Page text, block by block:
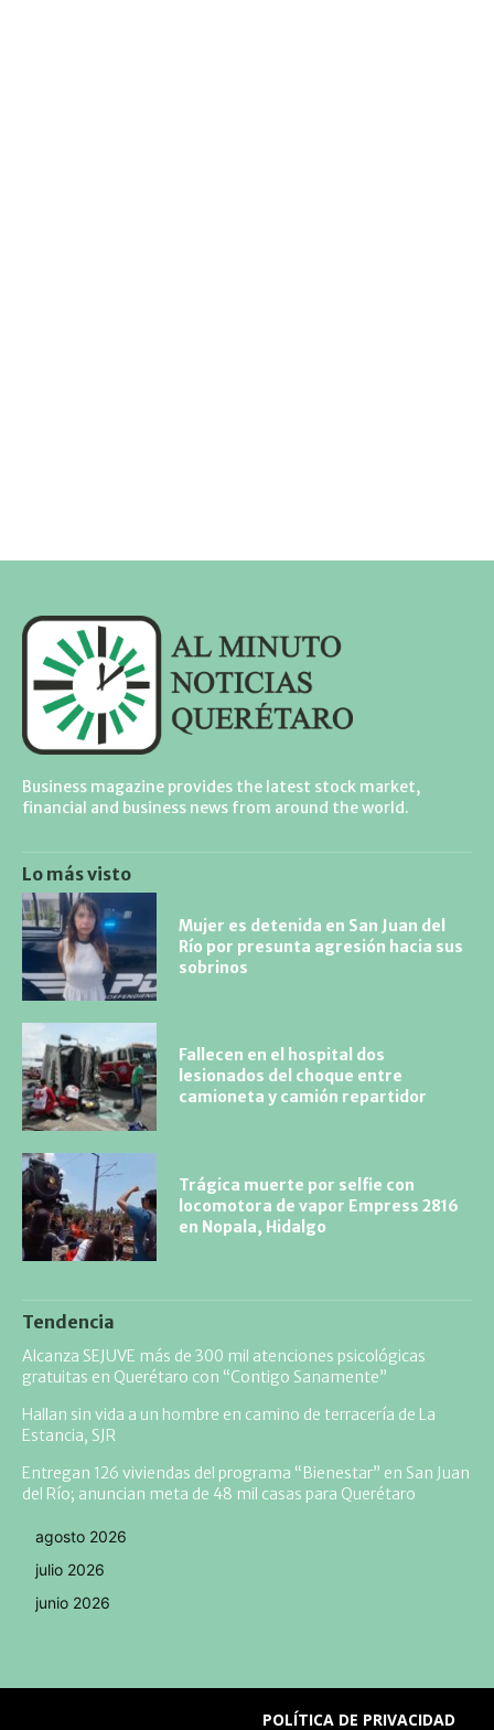
Business magazine provides the latest stock market,
financial and business news from around the world.
Lo más visto
Mujer es detenida en San Juan del
Río por presunta agresión hacia sus
sobrinos
Fallecen en el hospital dos
lesionados del choque entre
camioneta y camión repartidor
Trágica muerte por selfie con
locomotora de vapor Empress 2816
en Nopala, Hidalgo
Tendencia
Alcanza SEJUVE más de 300 mil atenciones psicológicas
gratuitas en Querétaro con “Contigo Sanamente”
Hallan sin vida a un hombre en camino de terracería de La
Estancia, SJR
Entregan 126 viviendas del programa “Bienestar” en San Juan
del Río; anuncian meta de 48 mil casas para Querétaro
agosto 2026
julio 2026
junio 2026
POLÍTICA DE PRIVACIDAD